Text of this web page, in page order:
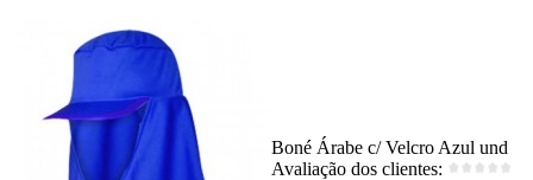
Boné Árabe c/ Velcro Azul und
Avaliação dos clientes: